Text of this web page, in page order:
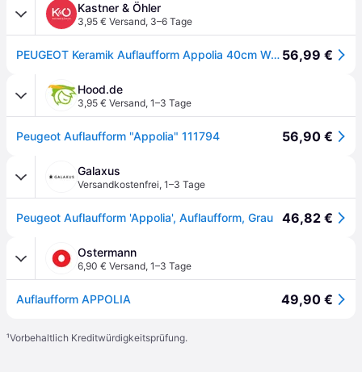
Kastner & Öhler
3,95 € Versand, 3–6 Tage
PEUGEOT Keramik Auflaufform Appolia 40cm Weiss weiss 56,99 €
Hood.de
3,95 € Versand, 1–3 Tage
Peugeot Auflaufform "Appolia" 111794 56,90 €
Galaxus
Versandkostenfrei, 1–3 Tage
Peugeot Auflaufform 'Appolia', Auflaufform, Grau 46,82 €
Ostermann
6,90 € Versand, 1–3 Tage
Auflaufform APPOLIA 49,90 €
¹Vorbehaltlich Kreditwürdigkeitsprüfung.